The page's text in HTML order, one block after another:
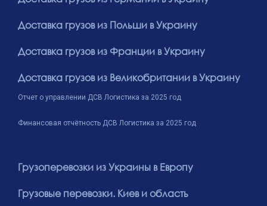
Доставка грузов из Польши в Украину
Доставка грузов из Франции в Украину
Доставка грузов из Великобритании в Украину
Отчет о управлении ДСВ Логистика за 2025 год
Финансовая отчётность ДСВ Логистика за 2025 год
Грузоперевозки из Украины в Европу
Грузовые перевозки. Киев и область